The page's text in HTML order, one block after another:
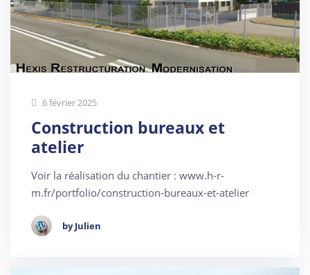
6 février 2025
Construction bureaux et
atelier
Voir la réalisation du chantier : www.h-r-
m.fr/portfolio/construction-bureaux-et-atelier
by Julien